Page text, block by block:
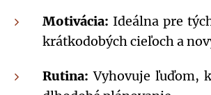
Motivácia: Ideálna pre
krátkodobých cieľoch a
Rutina: Vyhovuje ľuďom,